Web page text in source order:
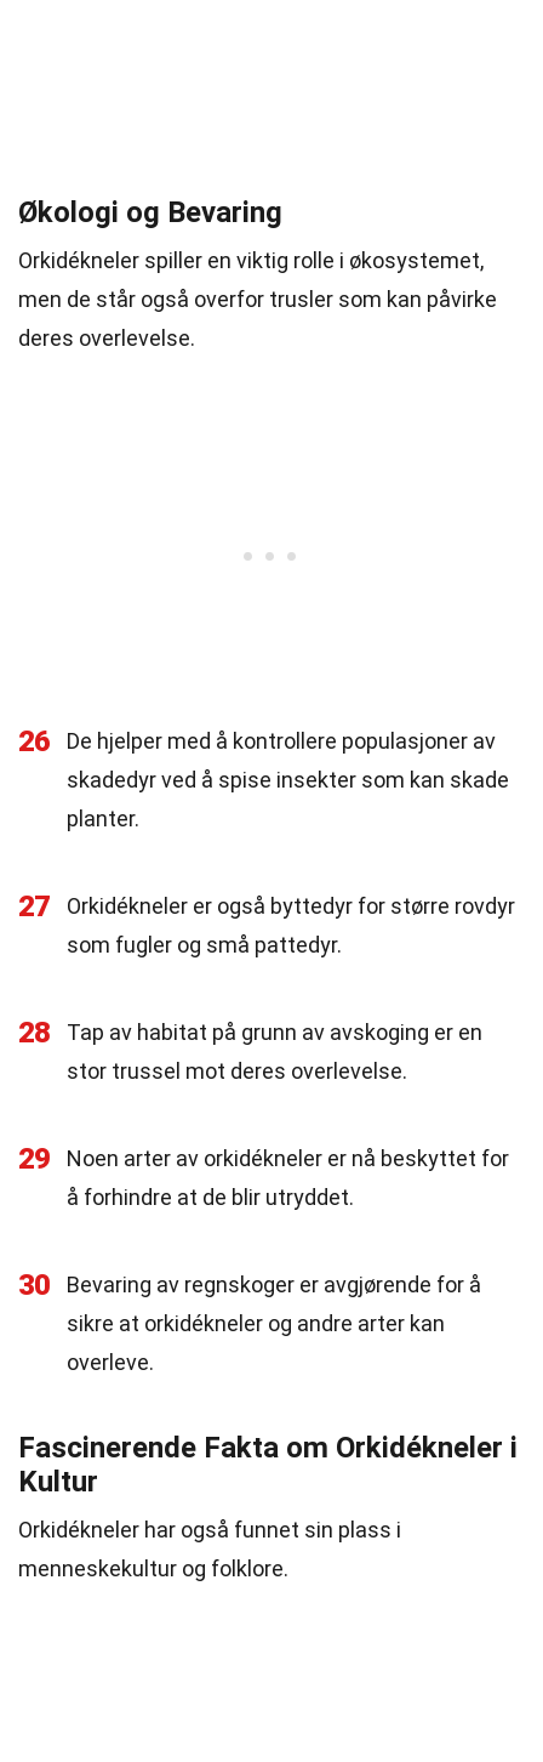
Økologi og Bevaring
Orkidékneler spiller en viktig rolle i økosystemet,
men de står også overfor trusler som kan påvirke
deres overlevelse.
26
De hjelper med å kontrollere populasjoner av
skadedyr ved å spise insekter som kan skade
planter.
27
Orkidékneler er også byttedyr for større rovdyr
som fugler og små pattedyr.
28
Tap av habitat på grunn av avskoging er en
stor trussel mot deres overlevelse.
29
Noen arter av orkidékneler er nå beskyttet for
å forhindre at de blir utryddet.
30
Bevaring av regnskoger er avgjørende for å
sikre at orkidékneler og andre arter kan
overleve.
Fascinerende Fakta om Orkidékneler i
Kultur
Orkidékneler har også funnet sin plass i
menneskekultur og folklore.